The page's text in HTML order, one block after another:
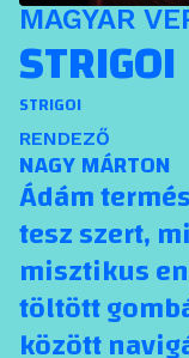
MAGYAR
STRIGOI
STRIGOI
RENDEZŐ
NAGY MÁRTON
Ádám
tesz szert,
misztikus
töltött
között